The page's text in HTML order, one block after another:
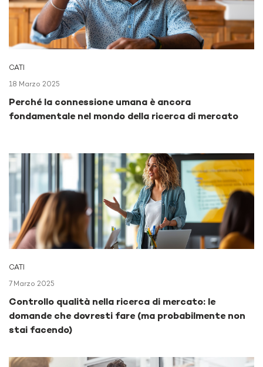
CATI
18 Marzo 2025
Perché la connessione umana è ancora
fondamentale nel mondo della ricerca di mercato
CATI
7 Marzo 2025
Controllo qualità nella ricerca di mercato: le
domande che dovresti fare (ma probabilmente non
stai facendo)